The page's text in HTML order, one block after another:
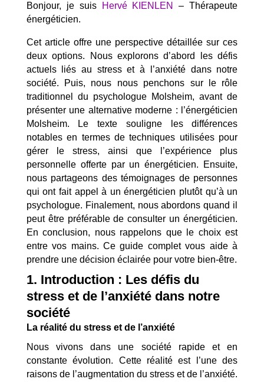
Bonjour, je suis Hervé KIENLEN
– Thérapeute
énergéticien.
Cet article offre une perspective détaillée sur ces
deux options. Nous explorons d’abord les défis
actuels liés au stress et à l’anxiété dans notre
société. Puis, nous nous penchons sur le rôle
traditionnel du psychologue Molsheim, avant de
présenter une alternative moderne : l’énergéticien
Molsheim. Le texte souligne les différences
notables en termes de techniques utilisées pour
gérer le stress, ainsi que l’expérience plus
personnelle offerte par un énergéticien. Ensuite,
nous partageons des témoignages de personnes
qui ont fait appel à un énergéticien plutôt qu’à un
psychologue. Finalement, nous abordons quand il
peut être préférable de consulter un énergéticien.
En conclusion, nous rappelons que le choix est
entre vos mains. Ce guide complet vous aide à
prendre une décision éclairée pour votre bien-être.
1. Introduction : Les défis du
stress et de l’anxiété dans notre
société
La réalité du stress et de l’anxiété
Nous vivons dans une société rapide et en
constante évolution. Cette réalité est l’une des
raisons de l’augmentation du stress et de l’anxiété.